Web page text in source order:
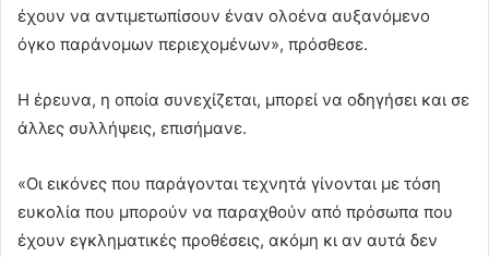
έχουν να αντιμετωπίσουν έναν ολοένα αυξανόμενο
όγκο παράνομων περιεχομένων», πρόσθεσε.
Η έρευνα, η οποία συνεχίζεται, μπορεί να οδηγήσει και σε
άλλες συλλήψεις, επισήμανε.
«Οι εικόνες που παράγονται τεχνητά γίνονται με τόση
ευκολία που μπορούν να παραχθούν από πρόσωπα που
έχουν εγκληματικές προθέσεις, ακόμη κι αν αυτά δεν